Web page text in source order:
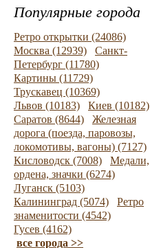
Популярные города
Ретро открытки (24086)
Москва (12939)
Санкт-
Петербург (11780)
Картины (11729)
Трускавец (10369)
Львов (10183)
Киев (10182)
Саратов (8644)
Железная
дорога (поезда, паровозы,
локомотивы, вагоны) (7127)
Кисловодск (7008)
Медали,
ордена, значки (6274)
Луганск (5103)
Калининград (5074)
Ретро
знаменитости (4542)
Гусев (4162)
все города >>